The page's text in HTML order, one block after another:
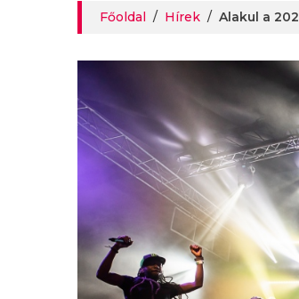
Főoldal / Hírek / Alakul a